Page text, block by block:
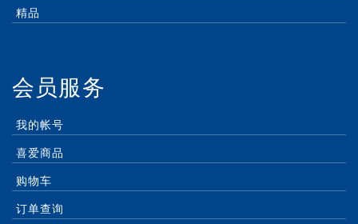
精品
会员服务
我的帐号
喜爱商品
购物车
订单查询